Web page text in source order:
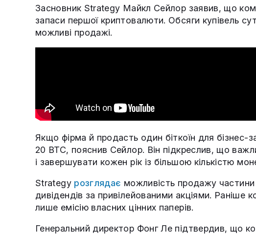
Засновник Strategy Майкл Сейлор заявив, що
запаси першої криптовалюти. Обсяги купівель
можливі продажі.
Якщо фірма й продасть один біткоїн для бізнес-
20 BTC, пояснив Сейлор. Він підкреслив, що
і завершувати кожен рік із більшою кількістю
Strategy розглядає можливість продажу
дивідендів за привілейованими акціями. Раніше
лише емісію власних цінних паперів.
Генеральний директор Фонг Ле підтвердив, що